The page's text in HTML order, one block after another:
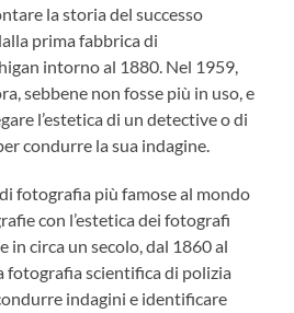
la storia del successo
prima fabbrica di
intorno al 1880. Nel 1959,
sebbene non fosse più in uso, e
l’estetica di un detective o di
condurre la sua indagine.
fotografia più famose al mondo
con l’estetica dei fotografi
in circa un secolo, dal 1860 al
fotografia scientifica di polizia
indagini e identificare